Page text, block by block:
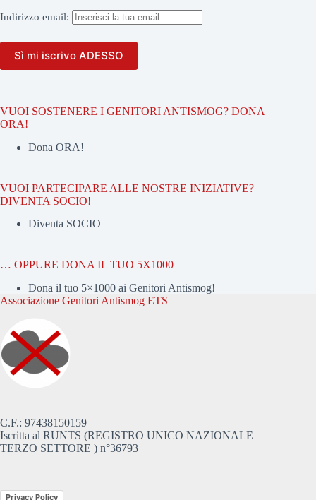
Indirizzo email:
VUOI SOSTENERE I GENITORI ANTISMOG? DONA
ORA!
Dona ORA!
VUOI PARTECIPARE ALLE NOSTRE INIZIATIVE?
DIVENTA SOCIO!
Diventa SOCIO
… OPPURE DONA IL TUO 5X1000
Dona il tuo 5×1000 ai Genitori Antismog!
Associazione Genitori Antismog ETS
C.F.: 97438150159
Iscritta al RUNTS (REGISTRO UNICO NAZIONALE
TERZO SETTORE ) n°36793
Privacy Policy